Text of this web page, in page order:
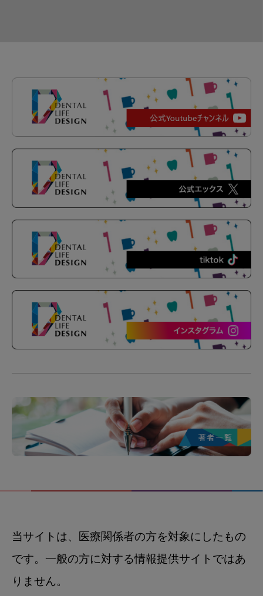
当サイトは、医療関係者の方を対象にしたもの
です。一般の方に対する情報提供サイトではあ
りません。